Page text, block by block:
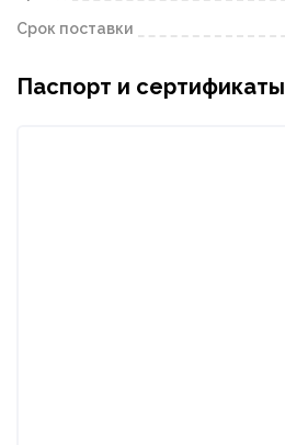
Срок поставки
Паспорт и сертификаты